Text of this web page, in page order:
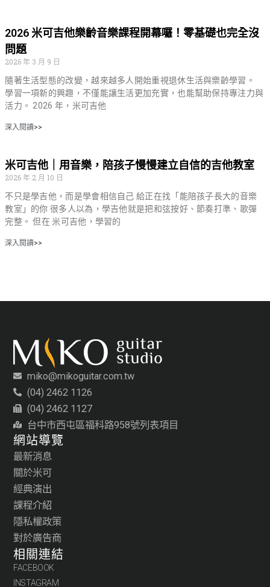
2026 米可吉他樂齡音樂課程開幕囉！零基礎也完全沒
問題
2026 年 3 月 9 日
隨著生活型態的改變，越來越多人開始重視退休生活與樂齡學習。
學習一項新的興趣，不僅能讓生活更加充實，也能幫助保持專注力與
活力。 2026 年，米可吉他
深入閱讀>>
米可吉他｜用音樂，陪孩子慢慢建立自信的吉他教室
2026 年 2 月 10 日
不只是學吉他，而是學會相信自己 給正在找「能陪孩子長大的音樂
教室」的你 很多人以為，學吉他就是把和弦按好、節奏打準、歌彈
完整。 但在 米可吉他，學習的
深入閱讀>>
miko@mikoguitar.com.tw
(04) 2462 1126
(04) 2462 1127
台中市西屯區福科路958號列表項目
網站導覽
最新消息
關於米可
經典演出
課程介紹
隱私權政策
對於廣告商
相關連結
FACEBOOK
INSTAGRAM